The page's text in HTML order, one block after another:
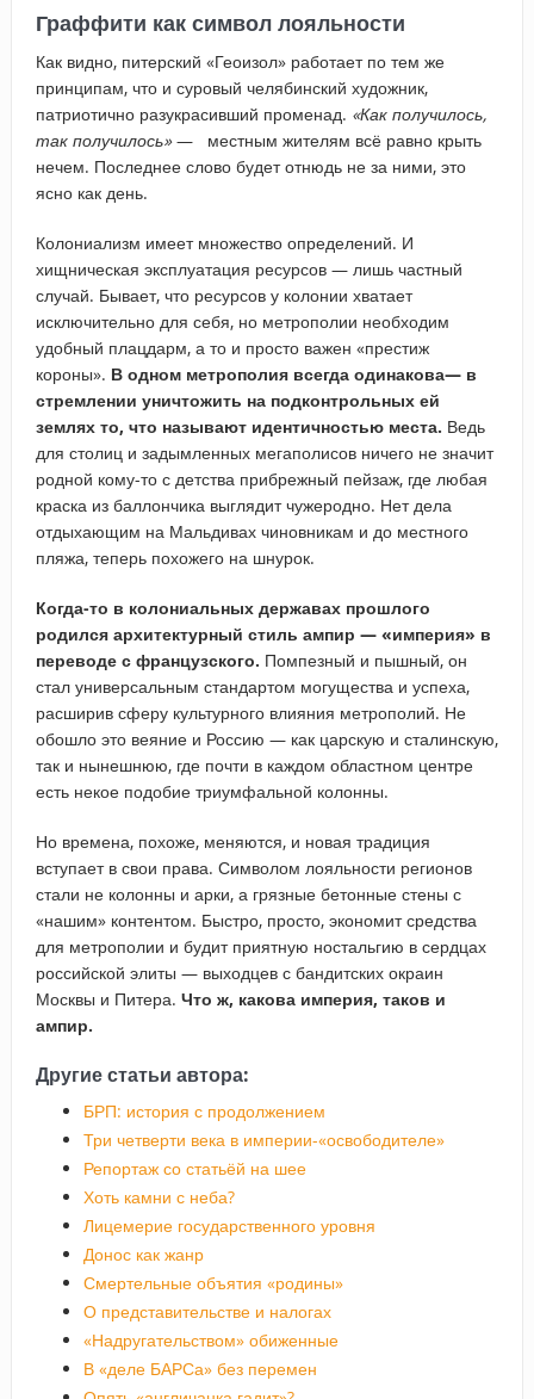
Граффити как символ лояльности
Как видно, питерский «Геоизол» работает по тем же
принципам, что и суровый челябинский художник,
патриотично разукрасивший променад. «Как получилось,
так получилось»— местным жителям всё равно крыть
нечем. Последнее слово будет отнюдь не за ними, это
ясно как день.
Колониализм имеет множество определений. И
хищническая эксплуатация ресурсов — лишь частный
случай. Бывает, что ресурсов у колонии хватает
исключительно для себя, но метрополии необходим
удобный плацдарм, а то и просто важен «престиж
короны». В одном метрополия всегда одинакова— в
стремлении уничтожить на подконтрольных ей
землях то, что называют идентичностью места. Ведь
для столиц и задымленных мегаполисов ничего не значит
родной кому-то с детства прибрежный пейзаж, где любая
краска из баллончика выглядит чужеродно. Нет дела
отдыхающим на Мальдивах чиновникам и до местного
пляжа, теперь похожего на шнурок.
Когда-то в колониальных державах прошлого
родился архитектурный стиль ампир — «империя» в
переводе с французского. Помпезный и пышный, он
стал универсальным стандартом могущества и успеха,
расширив сферу культурного влияния метрополий. Не
обошло это веяние и Россию — как царскую и сталинскую,
так и нынешнюю, где почти в каждом областном центре
есть некое подобие триумфальной колонны.
Но времена, похоже, меняются, и новая традиция
вступает в свои права. Символом лояльности регионов
стали не колонны и арки, а грязные бетонные стены с
«нашим» контентом. Быстро, просто, экономит средства
для метрополии и будит приятную ностальгию в сердцах
российской элиты — выходцев с бандитских окраин
Москвы и Питера. Что ж, какова империя, таков и
ампир.
Другие статьи автора:
БРП: история с продолжением
Три четверти века в империи-«освободителе»
Репортаж со статьёй на шее
Хоть камни с неба?
Лицемерие государственного уровня
Донос как жанр
Смертельные объятия «родины»
О представительстве и налогах
«Надругательством» обиженные
В «деле БАРСа» без перемен